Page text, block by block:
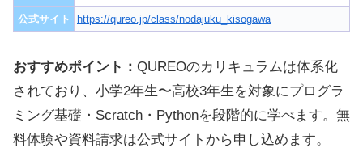
公式サイト
https://qureo.jp/class/nodajuku_kisogawa
おすすめポイント： QUREOのカリキュラムは体系化
されており、小学2年生〜高校3年生を対象にプログラ
ミング基礎・Scratch・Pythonを段階的に学べます。無
料体験や資料請求は公式サイトから申し込めます。